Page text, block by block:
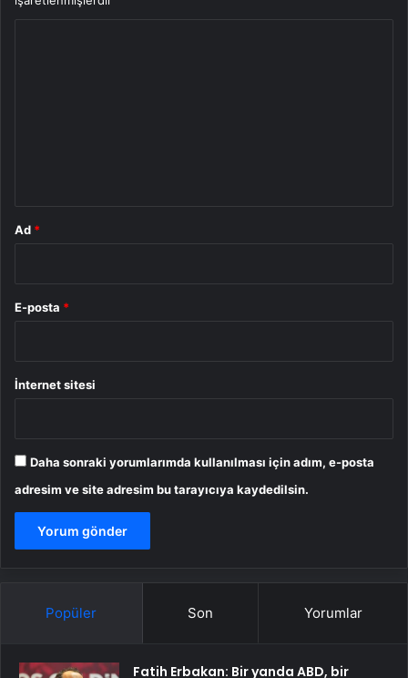
Ad *
E-posta *
İnternet sitesi
Daha sonraki yorumlarımda kullanılması için adım, e-posta
adresim ve site adresim bu tarayıcıya kaydedilsin.
Popüler Son Yorumlar
Fatih Erbakan: Bir yanda ABD, bir